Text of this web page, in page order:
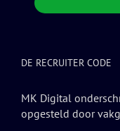
DE RECRUITER CODE
MK Digital
opgesteld door